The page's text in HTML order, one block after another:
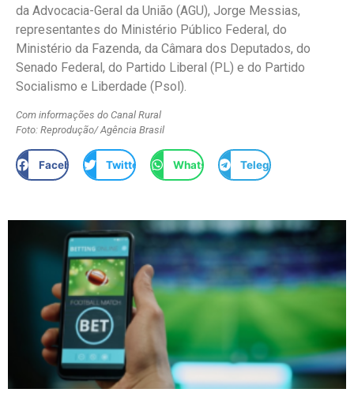
da Advocacia-Geral da União (AGU), Jorge Messias,
representantes do Ministério Público Federal, do
Ministério da Fazenda, da Câmara dos Deputados, do
Senado Federal, do Partido Liberal (PL) e do Partido
Socialismo e Liberdade (Psol).
Com informações do Canal Rural
Foto: Reprodução/ Agência Brasil
Facebook Twitter WhatsApp Telegram